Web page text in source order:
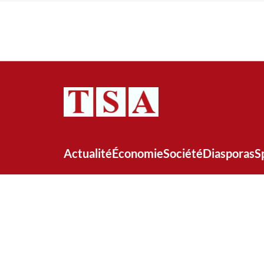
ActualitéÉconomieSociétéDiasporas